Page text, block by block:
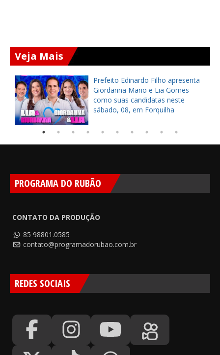
Veja Mais
Prefeito Edinardo Filho apresenta
Giordanna Mano e Lia Gomes
como suas candidatas neste
sábado, 08, em Forquilha
PROGRAMA DO RUBÃO
CONTATO DA PRODUÇÃO
85 98801.0585
contato@programadorubao.com.br
REDES SOCIAIS